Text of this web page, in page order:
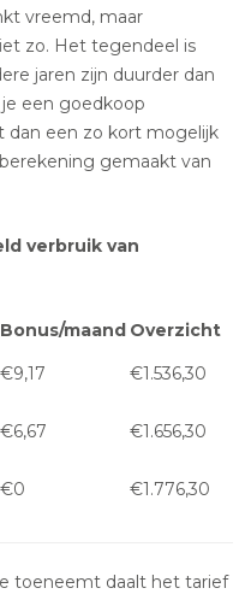
vreemd, maar
zo. Het tegendeel is
jaren zijn duurder dan
een goedkoop
dan een zo kort mogelijk
gemaakt van
verbruik van
Bonus/maand Overzicht
€9,17 €1.536,30
€6,67 €1.656,30
€0 €1.776,30
toeneemt daalt het tarief